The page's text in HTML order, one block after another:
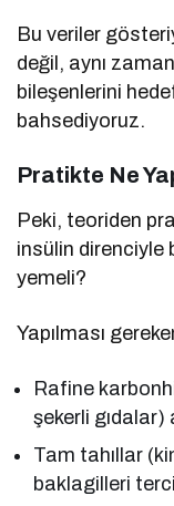
Bu veriler
değil, aynı
bileşenlerini
bahsediyoruz.
Pratikte Ne
Peki, teoriden
insülin direnciyle
yemeli?
Yapılması
Rafine
şekerli gıdalar)
Tam tahıllar
baklagilleri